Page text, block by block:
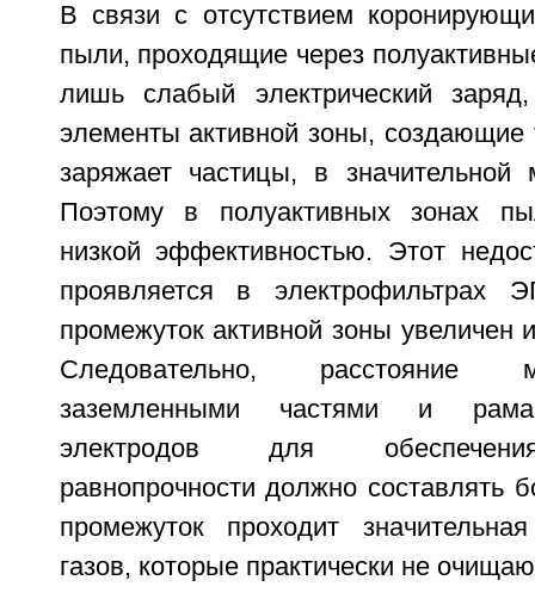
В связи с отсутствием
пыли, проходящие через
лишь слабый электрический
элементы активной зоны, создающие
заряжает частицы, в значительной
Поэтому в полуактивных зонах
низкой эффективностью. Этот
проявляется в электрофильтрах
промежуток активной зоны увеличен
Следовательно, расстояние
заземленными частями и
электродов для
равнопрочности должно составлять
промежуток проходит
газов, которые практически не